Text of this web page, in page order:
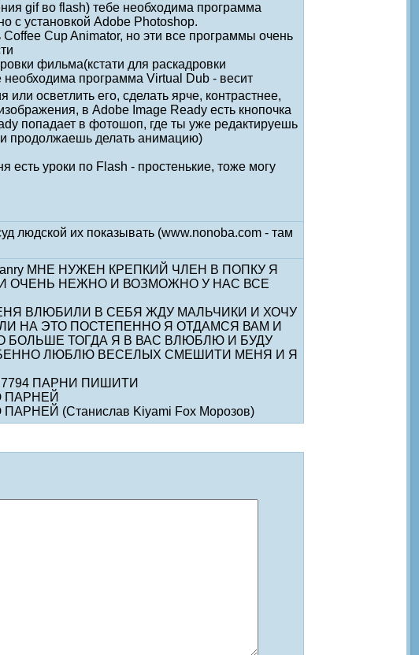
gif во flash) тебе необходима программа
с установкой Adobe Photoshop.
Cup Animator, но эти все программы очень
фильма(кстати для раскадровки
программа Virtual Dub - весит
осветлить его, сделать ярче, контрастнее,
в Adobe Image Ready есть кнопочка
попадает в фотошоп, где ты уже редактируешь
продолжаешь делать анимацию)
есть уроки по Flash - простенькие, тоже могу
людской их показывать (www.nonoba.com - там
lolanry МНЕ НУЖЕН КРЕПКИЙ ЧЛЕН В ПОПКУ Я
ОЧЕНЬ НЕЖНО И ВОЗМОЖНО У НАС ВСЕ
МЕНЯ ВЛЮБИЛИ В СЕБЯ ЖДУ МАЛЬЧИКИ И ХОЧУ
НА ЭТО ПОСТЕПЕННО Я ОТДАМСЯ ВАМ И
ТОГДА Я В ВАС ВЛЮБЛЮ И БУДУ
ЛЮБЛЮ ВЕСЕЛЫХ СМЕШИТИ МЕНЯ И Я
ПАРНИ ПИШИТИ
ПАРНЕЙ
(Станислав Kiyami Fox Морозов)